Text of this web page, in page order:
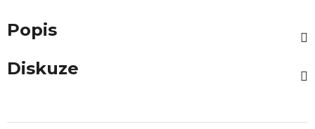
Popis
Diskuze